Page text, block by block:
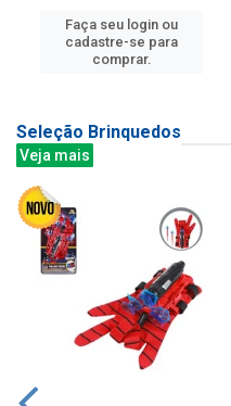
Faça seu login ou
cadastre-se para
comprar.
Seleção Brinquedos
Veja mais